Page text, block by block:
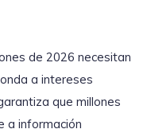
de 2026 necesitan
a intereses
que millones
a información